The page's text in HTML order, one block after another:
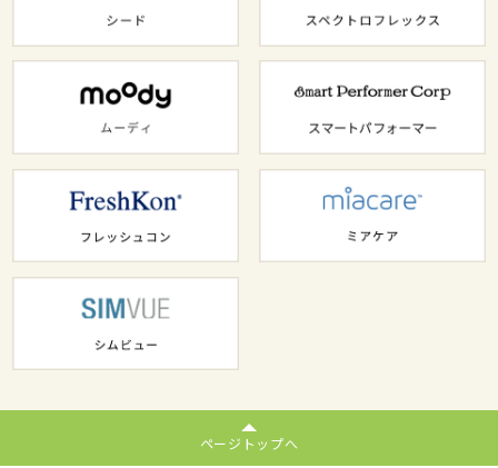
ページトップへ